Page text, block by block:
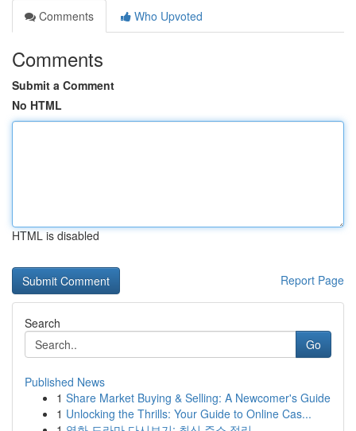
Comments
Who Upvoted
Comments
Submit a Comment
No HTML
HTML is disabled
Report Page
Search
Go
Published News
1 Share Market Buying & Selling: A Newcomer's Guide
1 Unlocking the Thrills: Your Guide to Online Cas...